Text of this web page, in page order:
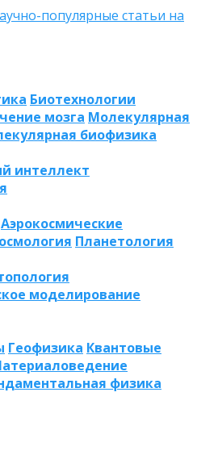
Биотехнологии
мозга Молекулярная
биофизика
интеллект
Аэрокосмические
Планетология
моделирование
Геофизика Квантовые
физика